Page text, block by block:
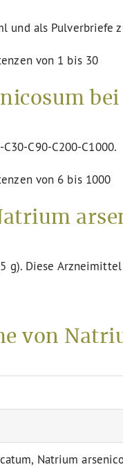
und als Pulverbriefe
von 1 bis 30
bei
C90-C200-C1000.
von 6 bis 1000
Diese
von
Natrium